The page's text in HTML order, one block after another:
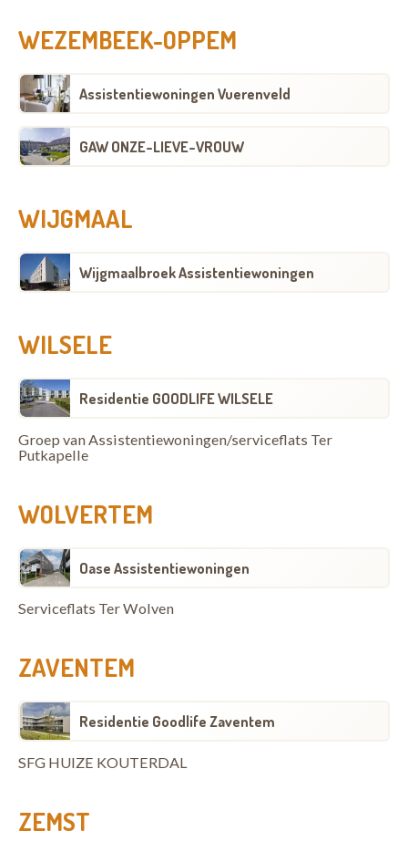
WEZEMBEEK-OPPEM
Assistentiewoningen Vuerenveld
GAW ONZE-LIEVE-VROUW
WIJGMAAL
Wijgmaalbroek Assistentiewoningen
WILSELE
Residentie GOODLIFE WILSELE
Groep van Assistentiewoningen/serviceflats Ter
Putkapelle
WOLVERTEM
Oase Assistentiewoningen
Serviceflats Ter Wolven
ZAVENTEM
Residentie Goodlife Zaventem
SFG HUIZE KOUTERDAL
ZEMST